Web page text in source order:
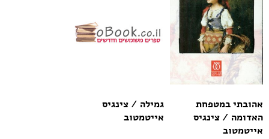
אהובתי במטפחת
האדומה / צינגיס
אייטמטוב
גמילה / צינגיס
אייטמטוב